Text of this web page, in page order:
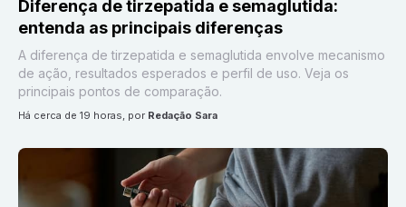
Diferença de tirzepatida e semaglutida:
entenda as principais diferenças
A diferença de tirzepatida e semaglutida envolve mecanismo
de ação, resultados esperados e perfil de uso. Veja os
principais pontos de comparação.
há cerca de 19 horas, por Redação Sara